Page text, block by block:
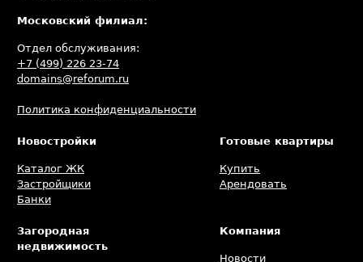
Московский филиал:
Отдел обслуживания:
+7 (499) 226 23-74
domains@reforum.ru
Политика конфиденциальности
Новостройки
Каталог ЖК
Застройщики
Банки
Готовые квартиры
Купить
Арендовать
Загородная
недвижимость
Компания
Новости